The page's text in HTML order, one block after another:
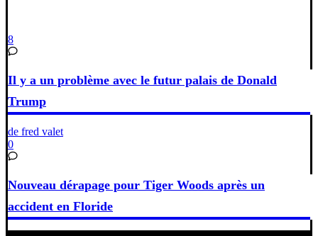
8
Il y a un problème avec le futur palais de Donald
Trump
de fred valet
0
Nouveau dérapage pour Tiger Woods après un
accident en Floride